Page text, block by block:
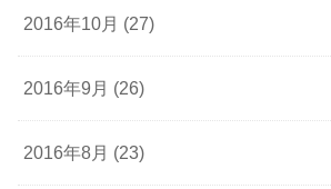
2016年10月 (27)
2016年9月 (26)
2016年8月 (23)